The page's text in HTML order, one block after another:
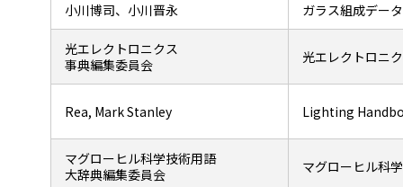
小川博司、小川晋永 ガラス組成デー
光エレクトロニクス
事典編集委員会
光エレクトロニ
Rea, Mark Stanley Lighting
マグローヒル科学技術用語
大辞典編集委員会
マグローヒル科